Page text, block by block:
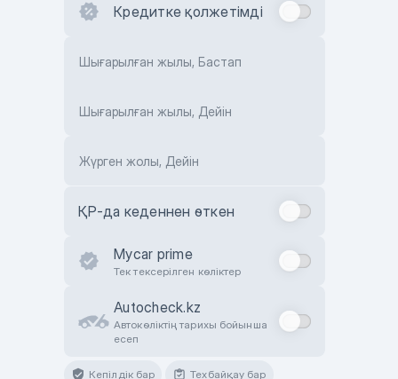
Кредитке қолжетімді
Шығарылған жылы, Бастап
Шығарылған жылы, Дейін
Жүрген жолы, Дейін
ҚР-да кеденнен өткен
Mycar prime
Тек тексерілген көліктер
Autocheck.kz
Автокөліктің тарихы бойынша
есеп
Кепілдік бар Техбайқау бар